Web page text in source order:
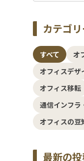
カテゴ
すべて
オ
オフィスデザ
オフィス移転
通信インフラ
オフィスの豆
最新の